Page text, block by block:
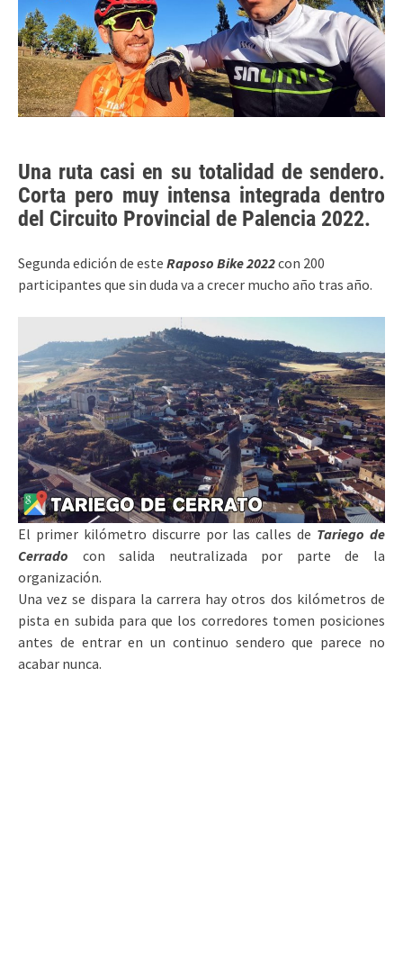
Una ruta casi en su totalidad de sendero.
Corta pero muy intensa integrada dentro
del Circuito Provincial de Palencia 2022.
Segunda edición de este Raposo Bike 2022con 200
participantes que sin duda va a crecer mucho año tras año.
El primer kilómetro discurre por las calles de Tariego de
Cerrado con salida neutralizada por parte de la
organización.
Una vez se dispara la carrera hay otros dos kilómetros de
pista en subida para que los corredores tomen posiciones
antes de entrar en un continuo sendero que parece no
acabar nunca.